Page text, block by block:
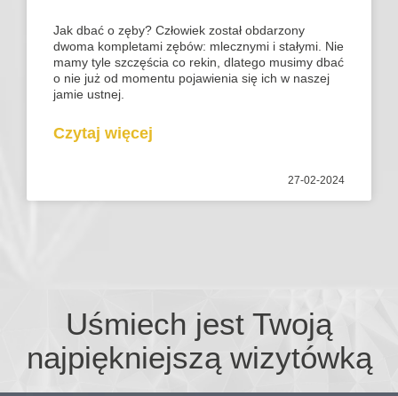
Jak dbać o zęby? Człowiek został obdarzony
dwoma kompletami zębów: mlecznymi i stałymi. Nie
mamy tyle szczęścia co rekin, dlatego musimy dbać
o nie już od momentu pojawienia się ich w naszej
jamie ustnej.
Czytaj więcej
27-02-2024
Uśmiech jest Twoją
najpiękniejszą wizytówką